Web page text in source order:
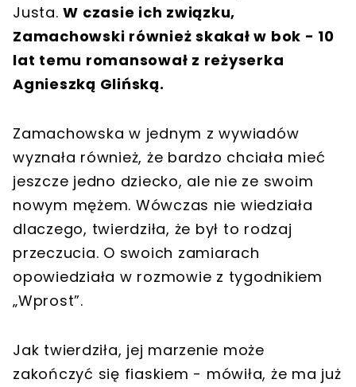
Justa.W czasie ich związku,
Zamachowski również skakał w bok - 10
lat temu romansował z reżyserka
Agnieszką Glińską.
Zamachowska w jednym z wywiadów
wyznała również, że bardzo chciała mieć
jeszcze jedno dziecko, ale nie ze swoim
nowym mężem. Wówczas nie wiedziała
dlaczego, twierdziła, że był to rodzaj
przeczucia. O swoich zamiarach
opowiedziała w rozmowie z tygodnikiem
„Wprost”.
Jak twierdziła, jej marzenie może
zakończyć się fiaskiem - mówiła, że ma już